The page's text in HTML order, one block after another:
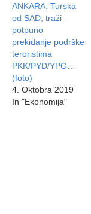
ANKARA: Turska
od SAD, traži
potpuno
prekidanje podrške
teroristima
PKK/PYD/YPG…
(foto)
4. Oktobra 2019
In "Ekonomija"